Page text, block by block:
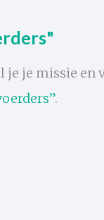
je je missie en
.